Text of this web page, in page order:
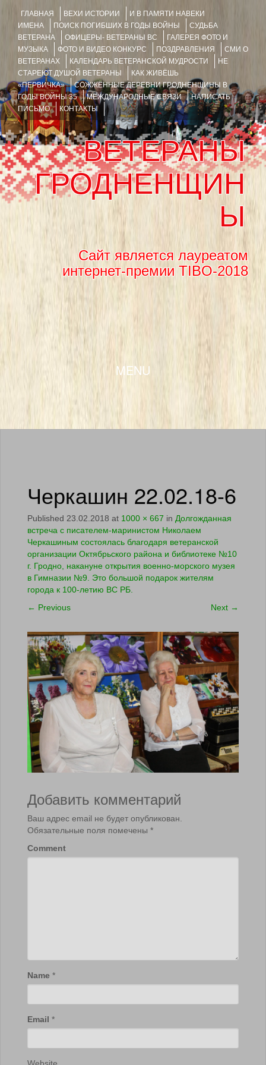
ГЛАВНАЯ ВЕХИ ИСТОРИИ
И В ПАМЯТИ НАВЕКИ
ИМЕНА
ПОИСК ПОГИБШИХ В ГОДЫ ВОЙНЫ
СУДЬБА
ВЕТЕРАНА
ОФИЦЕРЫ- ВЕТЕРАНЫ ВС
ГАЛЕРЕЯ ФОТО И
МУЗЫКА
ФОТО И ВИДЕО КОНКУРС ПОЗДРАВЛЕНИЯ
СМИ О
ВЕТЕРАНАХ
КАЛЕНДАРЬ ВЕТЕРАНСКОЙ МУДРОСТИ
НЕ
СТАРЕЮТ ДУШОЙ ВЕТЕРАНЫ
КАК ЖИВЁШЬ
«ПЕРВИЧКА»
СОЖЖЁННЫЕ ДЕРЕВНИ ГРОДНЕНЩИНЫ В
ГОДЫ ВОЙНЫ 35
МЕЖДУНАРОДНЫЕ СВЯЗИ
НАПИСАТЬ
ПИСЬМО
КОНТАКТЫ
ВЕТЕРАНЫ
ГРОДНЕНЩИН
Ы
Сайт является лауреатом
интернет-премии TIBO-2018
MENU
SKIP TO CONTENT
Черкашин 22.02.18-6
Published 23.02.2018 at 1000 × 667 in Долгожданная
встреча с писателем-маринистом Николаем
Черкашиным состоялась благодаря ветеранской
организации Октябрьского района и библиотеке №10
г. Гродно, накануне открытия военно-морского музея
в Гимназии №9. Это большой подарок жителям
города к 100-летию ВС РБ.
← Previous Next →
Добавить комментарий
Ваш адрес email не будет опубликован.
Обязательные поля помечены *
Comment
Name *
Email *